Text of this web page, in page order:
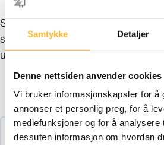
Samtykke Detaljer
Denne nettsiden anvender cookies
Vi bruker informasjonskapsler for å
annonser et personlig preg, for å
mediefunksjoner og for å
dessuten informasjon om hvordan
Senter for seniorpolitikk i
seks ledende personligheter om
utviklingsmuligheter for seniorer.
Mette Bugge: Gammel